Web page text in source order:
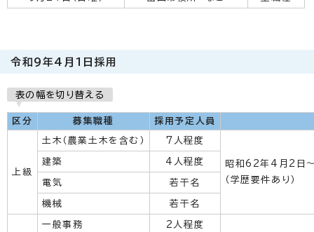
令和9年4月1日採用
表の幅を切り替える
区分 募集職種 採用予定人員
上級
土木（農業土木を含む） 7人程度
昭和62年4月2日
（学歴要件あり）
建築 4人程度
電気 若干名
機械 若干名
一般事務 2人程度